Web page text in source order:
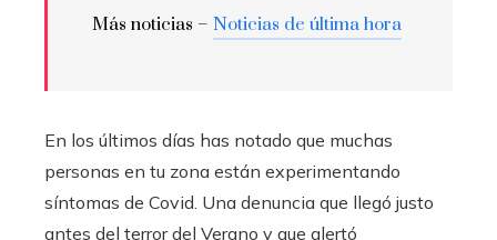
Más noticias – Noticias de última hora
En los últimos días has notado que muchas
personas en tu zona están experimentando
síntomas de Covid. Una denuncia que llegó justo
antes del terror del Verano y que alertó